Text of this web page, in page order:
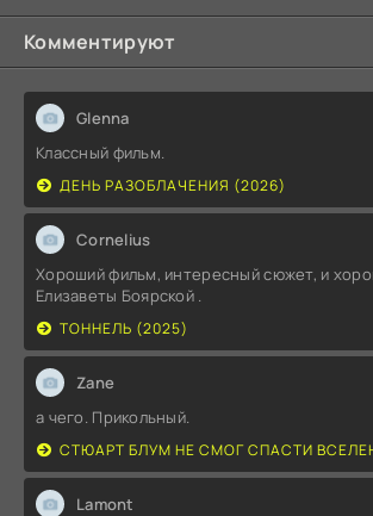
Комментируют
Glenna
Классный фильм.
ДЕНЬ РАЗОБЛАЧЕНИЯ (2026)
Cornelius
Хороший фильм, интересный сюжет, и
Елизаветы Боярской .
ТОННЕЛЬ (2025)
Zane
а чего. Прикольный.
СТЮАРТ БЛУМ НЕ СМОГ СПАСТИ
Lamont